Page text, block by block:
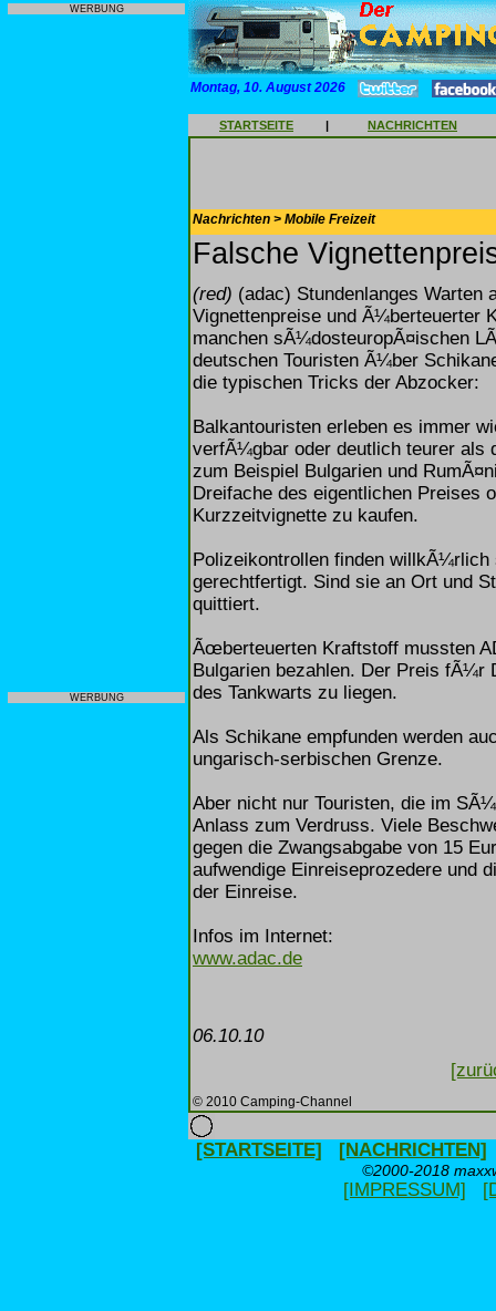
WERBUNG
WERBUNG
Montag, 10. August 2026
STARTSEITE | NACHRICHTEN
Nachrichten > Mobile Freizeit
Falsche
(red) (adac) Stundenlanges Warten
Vignettenpreise und Ã¼berteuerter
manchen sÃ¼dosteuropÃ¤ischen
deutschen Touristen Ã¼ber
die typischen Tricks der Abzocker:
Balkantouristen erleben es immer
verfÃ¼gbar oder deutlich teurer als
zum Beispiel Bulgarien und
Dreifache des eigentlichen Preises
Kurzzeitvignette zu kaufen.
Polizeikontrollen finden
gerechtfertigt. Sind sie an Ort und
quittiert.
Ãœberteuerten Kraftstoff mussten
Bulgarien bezahlen. Der Preis fÃ¼r
des Tankwarts zu liegen.
Als Schikane empfunden werden
ungarisch-serbischen Grenze.
Aber nicht nur Touristen, die im
Anlass zum Verdruss. Viele
gegen die Zwangsabgabe von 15
aufwendige Einreiseprozedere und
der Einreise.
Infos im Internet:
www.adac.de
06.10.10
© 2010 Camping-Channel
[STARTSEITE] [NACHRICHTEN]
©2000-2018
[IMPRESSUM]